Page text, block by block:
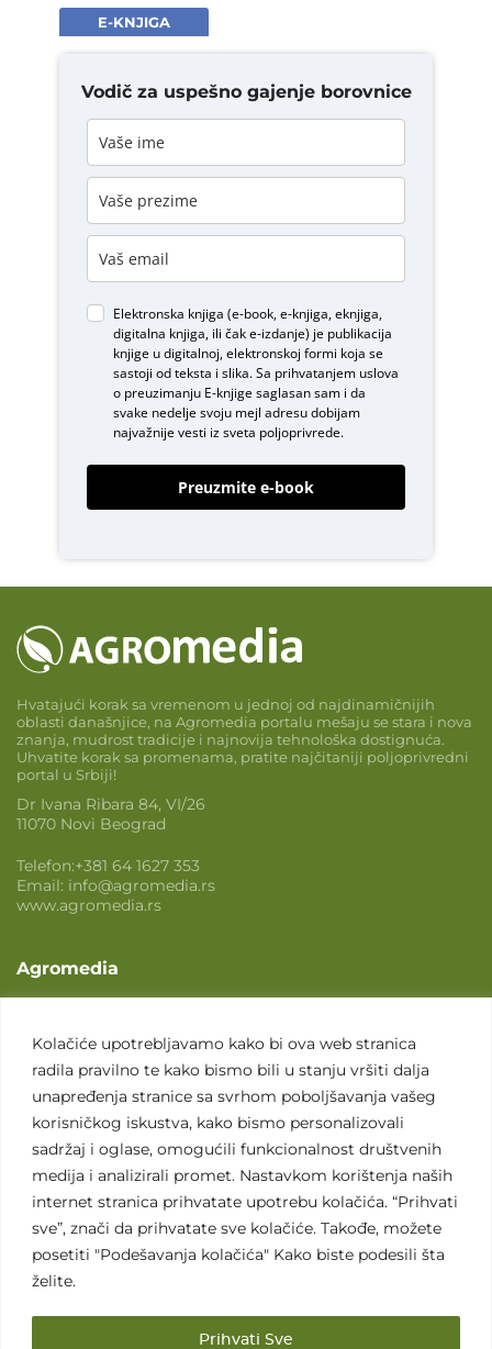
Kolačiće upotrebljavamo kako bi ova web stranica
radila pravilno te kako bismo bili u stanju vršiti dalja
unapređenja stranice sa svrhom poboljšavanja vašeg
korisničkog iskustva, kako bismo personalizovali
sadržaj i oglase, omogućili funkcionalnost društvenih
medija i analizirali promet. Nastavkom korištenja naših
internet stranica prihvatate upotrebu kolačića. “Prihvati
sve”, znači da prihvatate sve kolačiće. Takođe, možete
posetiti "Podešavanja kolačića" Kako biste podesili šta
želite.
Prihvati Sve
E-KNJIGA
Vodič za uspešno gajenje borovnice
Elektronska knjiga (e-book, e-knjiga, eknjiga,
digitalna knjiga, ili čak e-izdanje) je publikacija
knjige u digitalnoj, elektronskoj formi koja se
sastoji od teksta i slika. Sa prihvatanjem uslova
o preuzimanju E-knjigesaglasan sam i da
svake nedelje svoju mejl adresu dobijam
najvažnije vesti iz sveta poljoprivrede.
Preuzmite e-book
Hvatajući korak sa vremenom u jednoj od najdinamičnijih
oblasti današnjice, na Agromedia portalu mešaju se stara i nova
znanja, mudrost tradicije i najnovija tehnološka dostignuća.
Uhvatite korak sa promenama, pratite najčitaniji poljoprivredni
portal u Srbiji!
Dr Ivana Ribara 84, VI/26
11070 Novi Beograd
Telefon:+381 64 1627 353
Email: info@agromedia.rs
www.agromedia.rs
Agromedia
Svet poljoprivrede
Marketing usluge
Tražimo saradnike
Kontakt
Kontakt